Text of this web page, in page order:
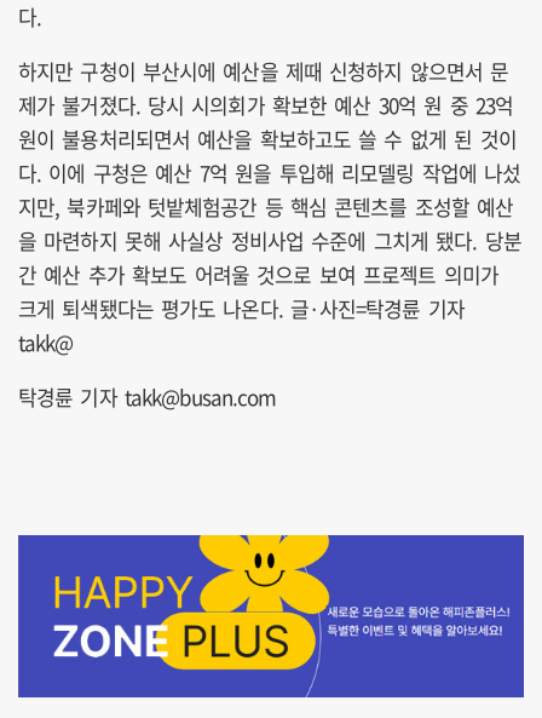
다.
하지만 구청이 부산시에 예산을 제때 신청하지 않으면서 문
제가 불거졌다. 당시 시의회가 확보한 예산 30억 원 중 23억
원이 불용처리되면서 예산을 확보하고도 쓸 수 없게 된 것이
다. 이에 구청은 예산 7억 원을 투입해 리모델링 작업에 나섰
지만, 북카페와 텃밭체험공간 등 핵심 콘텐츠를 조성할 예산
을 마련하지 못해 사실상 정비사업 수준에 그치게 됐다. 당분
간 예산 추가 확보도 어려울 것으로 보여 프로젝트 의미가
크게 퇴색됐다는 평가도 나온다. 글·사진=탁경륜 기자
takk@
탁경륜 기자 takk@busan.com